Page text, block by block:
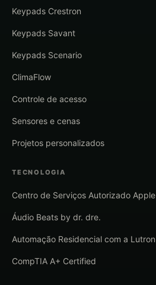
Keypads Crestron
Keypads Savant
Keypads Scenario
ClimaFlow
Controle de acesso
Sensores e cenas
Projetos personalizados
TECNOLOGIA
Centro de Serviços Autorizado Apple
Áudio Beats by dr. dre.
Automação Residencial com a Lutron
CompTIA A+ Certified